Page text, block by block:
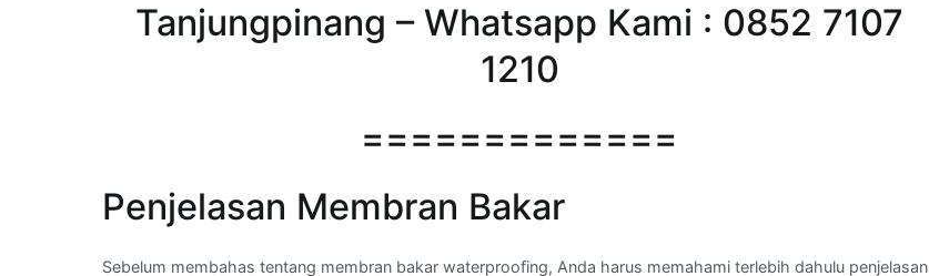
Tanjungpinang – Whatsapp Kami : 0852 7107
1210
=============
Penjelasan Membran Bakar
Sebelum membahas tentang membran bakar waterproofing, Anda harus memahami terlebih dahulu penjelasan